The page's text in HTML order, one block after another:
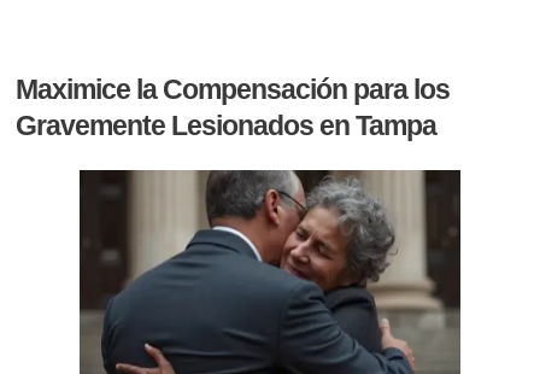
Maximice la Compensación para los
Gravemente Lesionados en Tampa